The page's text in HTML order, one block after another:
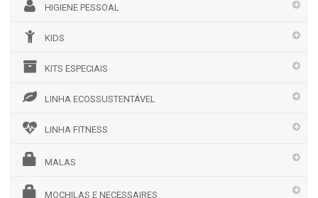
HIGIENE PESSOAL
KIDS
KITS ESPECIAIS
LINHA ECOSSUSTENTÁVEL
LINHA FITNESS
MALAS
MOCHILAS E NECESSAIRES